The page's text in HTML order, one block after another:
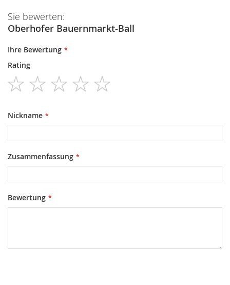
Sie bewerten:
Oberhofer Bauernmarkt-Ball
Ihre Bewertung
Rating
1
star
2
stars
3
stars
4
stars
Nickname
Zusammenfassung
Bewertung